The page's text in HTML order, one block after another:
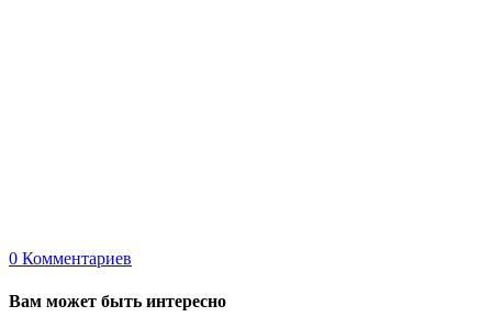
0 Комментариев
Вам может быть интересно